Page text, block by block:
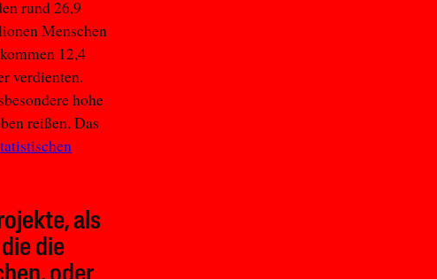
rund 26,9
Menschen
12,4
verdienten.
hohe
reißen. Das
als
die